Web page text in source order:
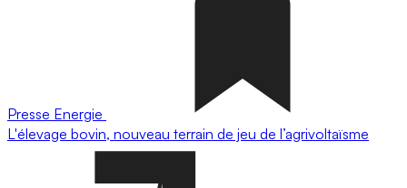
Presse Energie
L'élevage bovin, nouveau terrain de jeu de l’agrivoltaïsme